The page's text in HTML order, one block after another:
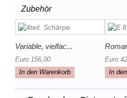
Zubehör
Variable, vielfac...
Euro 156,00
In den Warenkorb
Euro
In